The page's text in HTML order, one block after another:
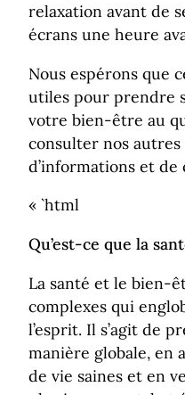
relaxation avant de
écrans une heure
Nous espérons que
utiles pour prendre
votre bien-être au
consulter nos
d’informations et de
« `html
Qu’est-ce que la
La santé et le bien-
complexes qui
l’esprit. Il s’agit de
manière globale, en
de vie saines et en